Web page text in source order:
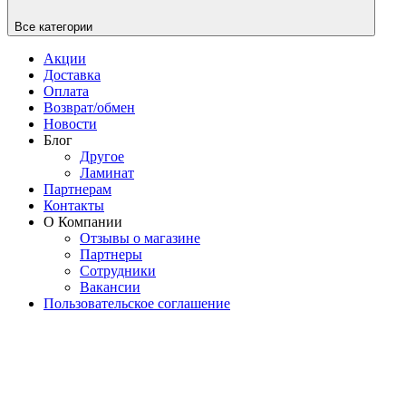
Все категории
Акции
Доставка
Оплата
Возврат/обмен
Новости
Блог
Другое
Ламинат
Партнерам
Контакты
О Компании
Отзывы о магазине
Партнеры
Сотрудники
Вакансии
Пользовательское соглашение